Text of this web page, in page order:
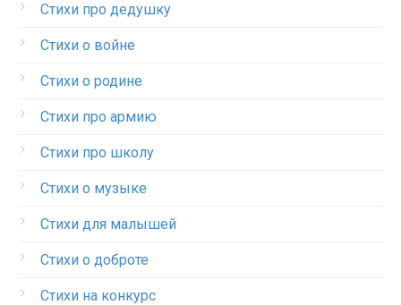
Стихи про дедушку
Стихи о войне
Стихи о родине
Стихи про армию
Стихи про школу
Стихи о музыке
Стихи для малышей
Стихи о доброте
Стихи на конкурс